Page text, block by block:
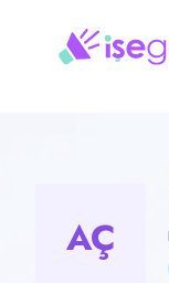
İngilizce Öğretmeni
Çorlu, Tekirdağ
AÇ